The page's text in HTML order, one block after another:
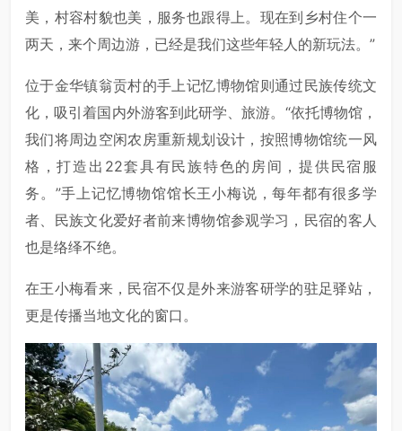
美，村容村貌也美，服务也跟得上。现在到乡村住个一
两天，来个周边游，已经是我们这些年轻人的新玩法。”
位于金华镇翁贡村的手上记忆博物馆则通过民族传统文
化，吸引着国内外游客到此研学、旅游。“依托博物馆，
我们将周边空闲农房重新规划设计，按照博物馆统一风
格，打造出22套具有民族特色的房间，提供民宿服
务。”手上记忆博物馆馆长王小梅说，每年都有很多学
者、民族文化爱好者前来博物馆参观学习，民宿的客人
也是络绎不绝。
在王小梅看来，民宿不仅是外来游客研学的驻足驿站，
更是传播当地文化的窗口。